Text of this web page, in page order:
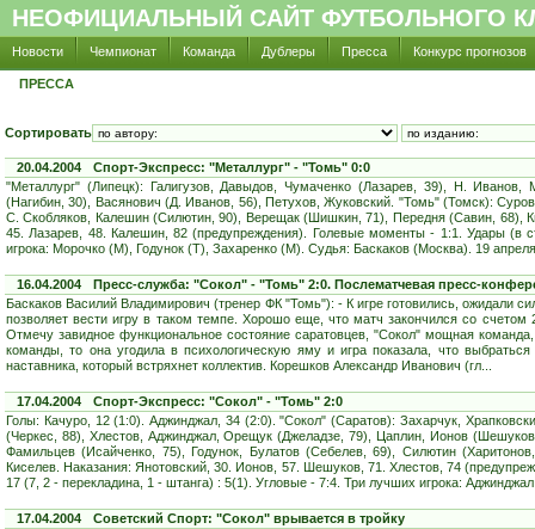
НЕОФИЦИАЛЬНЫЙ САЙТ ФУТБОЛЬНОГО
Новости Чемпионат Команда Дублеры Пресса Конкурс прогнозов
ПРЕССА
Сортировать
20.04.2004 Спорт-Экспресс: "Металлург" - "Томь" 0:0
"Металлург" (Липецк): Галигузов, Давыдов, Чумаченко (Лазарев, 39), Н.
(Нагибин, 30), Васянович (Д. Иванов, 56), Петухов, Жуковский. "Томь" (Томск):
С. Скобляков, Калешин (Силютин, 90), Верещак (Шишкин, 71), Передня (Савин, 68),
45. Лазарев, 48. Калешин, 82 (предупреждения). Голевые моменты - 1:1. Удары (в
игрока: Морочко (М), Годунок (Т), Захаренко (М). Судья: Баскаков (Москва). 19
16.04.2004 Пресс-служба: "Сокол" - "Томь" 2:0. Послематчевая пресс-
Баскаков Василий Владимирович (тренер ФК "Томь"): - К игре готовились, ожидали
позволяет вести игру в таком темпе. Хорошо еще, что матч закончился со
Отмечу завидное функциональное состояние саратовцев, "Сокол" мощная
команды, то она угодила в психологическую яму и игра показала, что
наставника, который встряхнет коллектив. Корешков Александр Иванович (гл...
17.04.2004 Спорт-Экспресс: "Сокол" - "Томь" 2:0
Голы: Качуро, 12 (1:0). Аджинджал, 34 (2:0). "Сокол" (Саратов): Захарчук,
(Черкес, 88), Хлестов, Аджинджал, Орещук (Джеладзе, 79), Цаплин, Ионов
Фамильцев (Исайченко, 75), Годунок, Булатов (Себелев, 69), Силютин
Киселев. Наказания: Янотовский, 30. Ионов, 57. Шешуков, 71. Хлестов, 74
17 (7, 2 - перекладина, 1 - штанга) : 5(1). Угловые - 7:4. Три лучших игрока:
17.04.2004 Советский Спорт: "Сокол" врывается в тройку